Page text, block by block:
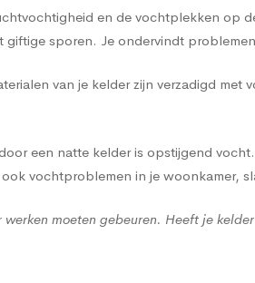
en de vochtplekken op
giftige sporen. Je ondervindt
van je kelder zijn verzadigd
een natte kelder is opstijgend
vochtproblemen in je woonkamer,
moeten gebeuren. Heeft je